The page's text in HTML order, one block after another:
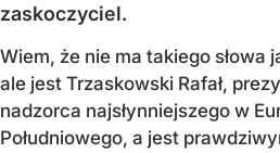
zaskoczyciel.
Wiem, że nie ma takiego słowa
ale jest Trzaskowski Rafał,
nadzorca najsłynniejszego w
Południowego, a jest